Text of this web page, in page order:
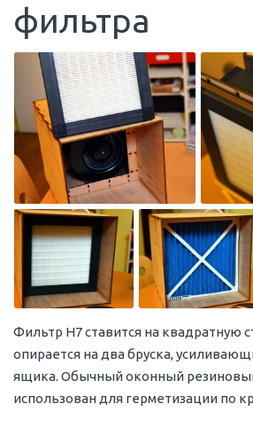
фильтра
Фильтр H7 ставится на квадратную
опирается на два бруска,
ящика. Обычный оконный
использован для герметизации по